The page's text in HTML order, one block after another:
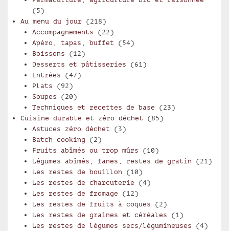
(5)
Au menu du jour (218)
Accompagnements (22)
Apéro, tapas, buffet (54)
Boissons (12)
Desserts et pâtisseries (61)
Entrées (47)
Plats (92)
Soupes (20)
Techniques et recettes de base (23)
Cuisine durable et zéro déchet (85)
Astuces zéro déchet (3)
Batch cooking (2)
Fruits abîmés ou trop mûrs (10)
Légumes abîmés, fanes, restes de gratin (21)
Les restes de bouillon (10)
Les restes de charcuterie (4)
Les restes de fromage (12)
Les restes de fruits à coques (2)
Les restes de graines et céréales (1)
Les restes de légumes secs/légumineuses (4)